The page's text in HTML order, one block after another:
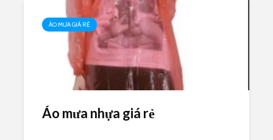
ÁO MƯA GIÁ RẺ
Áo mưa nhựa giá rẻ